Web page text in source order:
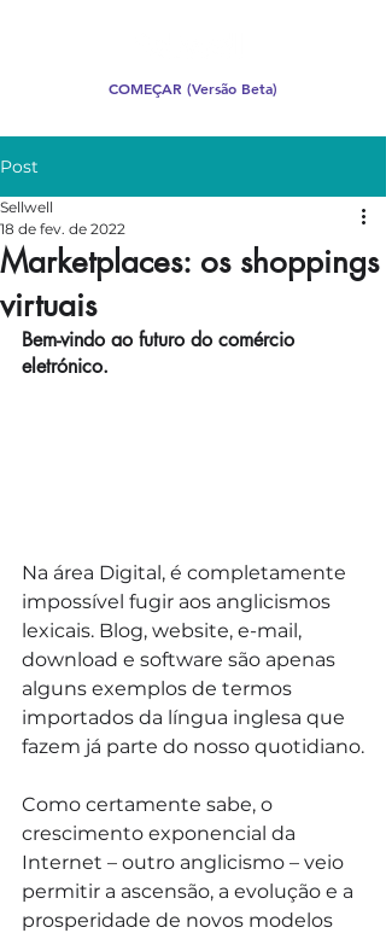
COMEÇAR (Versão Beta)
Post
Marketplaces: os shoppings
virtuais
Sellwell
18 de fev. de 2022
Bem-vindo ao futuro do comércio
eletrónico.
Na área Digital, é completamente
impossível fugir aos anglicismos
lexicais. Blog, website, e-mail,
download e software são apenas
alguns exemplos de termos
importados da língua inglesa que
fazem já parte do nosso quotidiano.
Como certamente sabe, o
crescimento exponencial da
Internet – outro anglicismo – veio
permitir a ascensão, a evolução e a
prosperidade de novos modelos